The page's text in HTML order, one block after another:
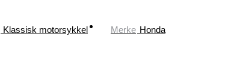
Klassisk motorsykkel Merke Honda